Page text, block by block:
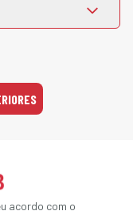
acordo com o